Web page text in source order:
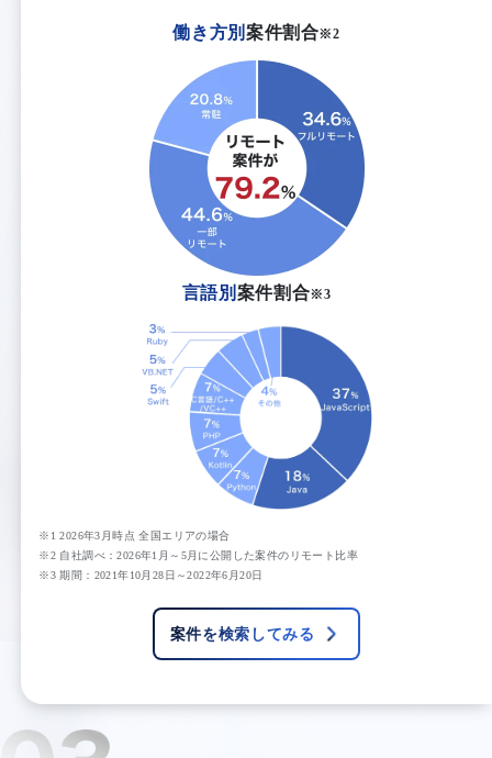
働き方別 案件割合※2
言語別 案件割合※3
※1 2026年3月時点 全国エリアの場合
※2 自社調べ：2026年1月～5月に公開した案件のリモート比率
※3 期間：2021年10月28日～2022年6月20日
案件を検索してみる